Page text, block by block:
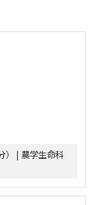
） | 農学生命科